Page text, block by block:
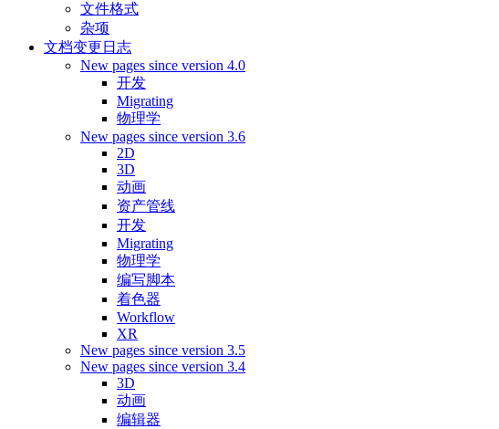
文件格式
杂项
文档变更日志
New pages since version 4.0
开发
Migrating
物理学
New pages since version 3.6
2D
3D
动画
资产管线
开发
Migrating
物理学
编写脚本
着色器
Workflow
XR
New pages since version 3.5
New pages since version 3.4
3D
动画
编辑器